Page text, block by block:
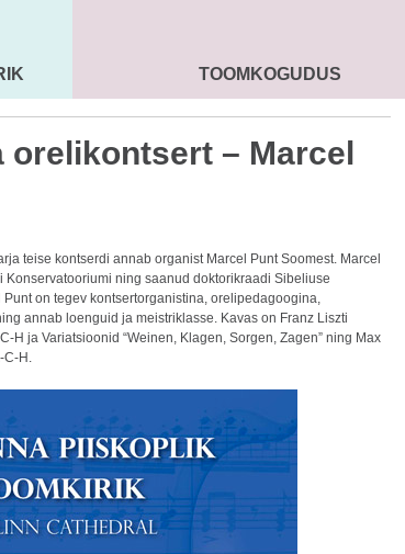
SEENIORID KOGUDUS
TOOMKOGUDUS
orelikontsert – Marcel
teise kontserdi annab organist Marcel Punt Soomest. Marcel
Konservatooriumi ning saanud doktorikraadi Sibeliuse
on tegev kontsertorganistina, orelipedagoogina,
annab loenguid ja meistriklasse. Kavas on Franz Liszti
H ja Variatsioonid “Weinen, Klagen, Sorgen, Zagen” ning Max
C-H.